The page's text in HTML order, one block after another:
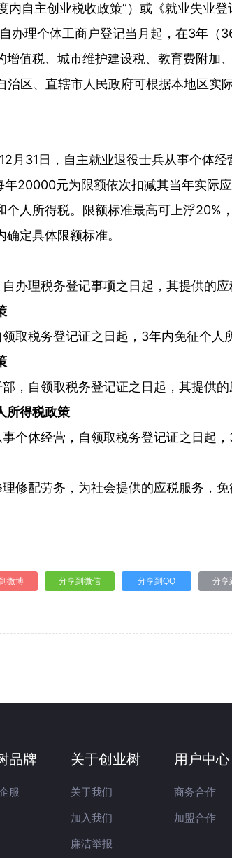
内自主创业税收政策”）或《就业失业
办理个体工商户登记当月起，在3年（
增值税、城市维护建设税、教育费附加
治区、直辖市人民政府可根据本地区实
月31日，自主就业退役士兵从事个体
20000元为限额依次扣减其当年实际
个人所得税。限额标准最高可上浮20%
定具体限额标准。
办理税务登记事项之日起，其提供的应
取税务登记证之日起，3年内免征个人
，自领取税务登记证之日起，其提供的
所得税政策
个体经营，自领取税务登记证之日起，
修配劳务，为社会提供的应税服务，免
微博 分享到微信 分享到QQ 分享
品牌
服
关于创业树
关于我们
加入我们
廉洁举报
用户中心
商务合作
加盟合作